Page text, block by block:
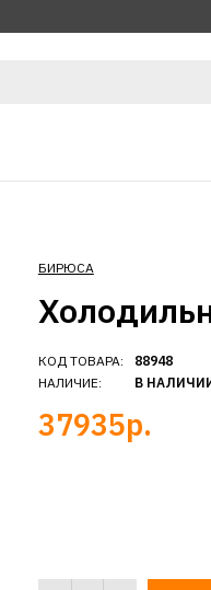
БИРЮСА
КОД ТОВАРА:
НАЛИЧИЕ:
88948
В
37935р.